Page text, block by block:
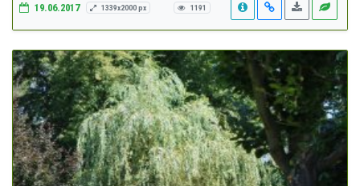
19.06.2017 1339x2000 px 1191